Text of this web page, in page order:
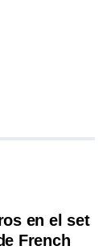
en el set
French